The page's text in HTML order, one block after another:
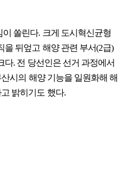
쏠린다. 크게 도시혁신균형
을 뒤엎고 해양 관련 부서(2급)
다. 전 당선인은 선거 과정에서
시의 해양 기능을 일원화해 해
밝히기도 했다.